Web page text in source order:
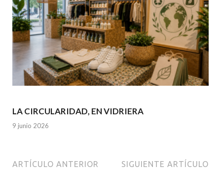
LA CIRCULARIDAD, EN VIDRIERA
9 junio 2026
ARTÍCULO ANTERIOR SIGUIENTE ARTÍCULO